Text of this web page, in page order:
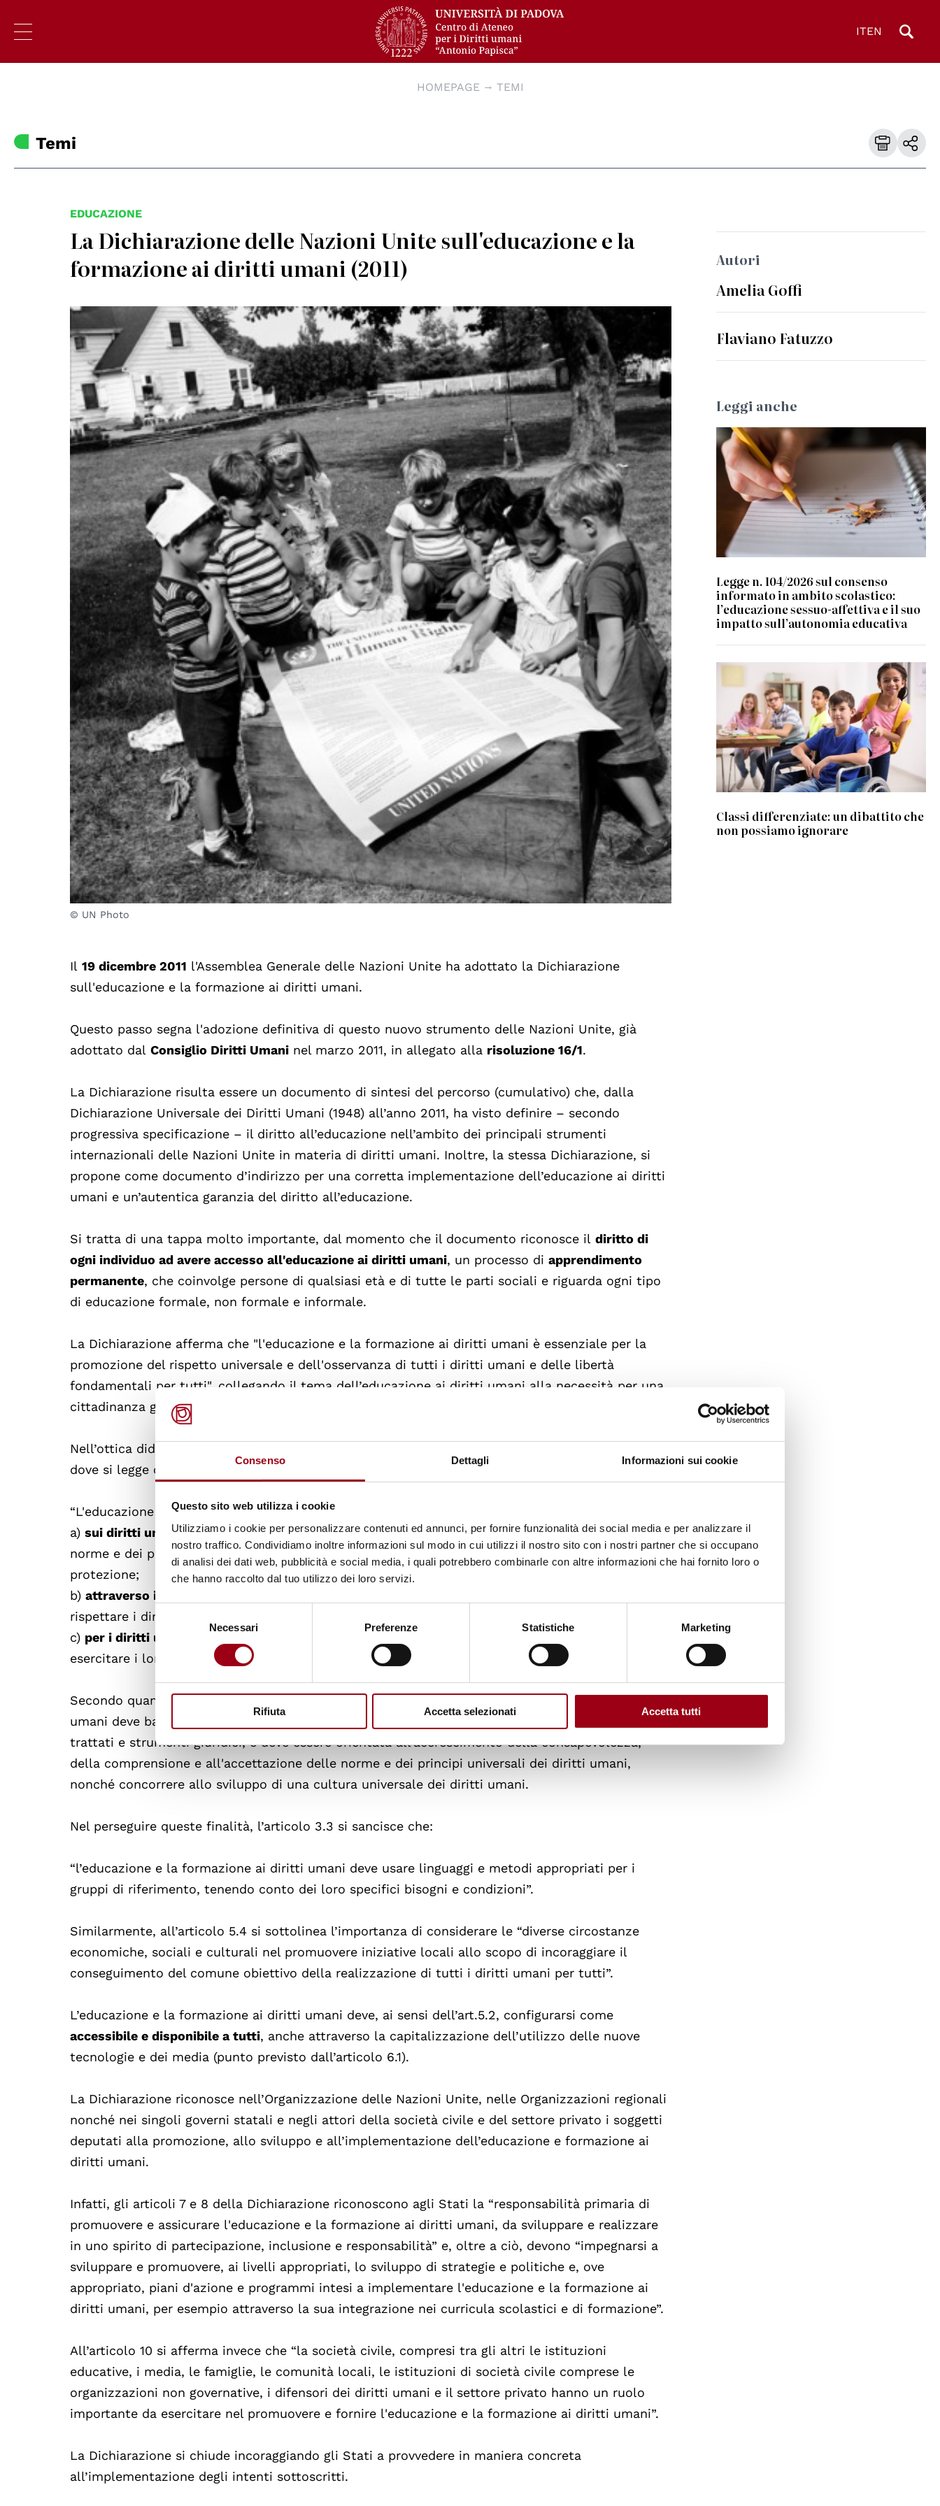
Consenso Dettagli Informazioni sui cookie
Questo sito web utilizza i cookie
Utilizziamo i cookie per personalizzare contenuti ed annunci, per fornire funzionalità dei social media e per analizzare il
nostro traffico. Condividiamo inoltre informazioni sul modo in cui utilizzi il nostro sito con i nostri partner che si occupano
di analisi dei dati web, pubblicità e social media, i quali potrebbero combinarle con altre informazioni che hai fornito loro o
che hanno raccolto dal tuo utilizzo dei loro servizi.
consenso
Necessari Preferenze Statistiche Marketing
Rifiuta Accetta selezionati Accetta tutti
ITEN
HOMEPAGE TEMI
Temi
EDUCAZIONE
La Dichiarazione delle Nazioni Unite sull'educazione e la
formazione ai diritti umani (2011)
© UN Photo
Il19 dicembre 2011 l'Assemblea Generale delle Nazioni Unite ha adottato la Dichiarazione
sull'educazione e la formazione ai diritti umani.
Questo passo segna l'adozione definitiva di questo nuovo strumento delle Nazioni Unite, già
adottato dalConsiglio Diritti Umani nel marzo 2011, in allegato alla risoluzione 16/1.
La Dichiarazione risulta essere un documento di sintesi del percorso (cumulativo) che, dalla
Dichiarazione Universale dei Diritti Umani (1948) all’anno 2011, ha visto definire – secondo
progressiva specificazione – il diritto all’educazione nell’ambito dei principali strumenti
internazionali delle Nazioni Unite in materia di diritti umani. Inoltre, la stessa Dichiarazione, si
propone come documento d’indirizzo per una corretta implementazione dell’educazione ai diritti
umani e un’autentica garanzia del diritto all’educazione.
Si tratta di una tappa molto importante, dal momento che il documento riconosce ildiritto di
ogni individuo ad avere accesso all'educazione ai diritti umani, un processo diapprendimento
permanente, che coinvolge persone di qualsiasi età e di tutte le parti sociali e riguarda ogni tipo
di educazione formale, non formale e informale.
La Dichiarazione afferma che "l'educazione e la formazione ai diritti umani è essenziale per la
promozione del rispetto universale e dell'osservanza di tutti i diritti umani e delle libertà
fondamentali per tutti", collegando il tema dell’educazione ai diritti umani alla necessità per una
cittadinanza globale responsabile.
Nell’ottica didattica si ritiene di rilievo la specificazione della Dichiarazione all’art.2 comma 2,
dove si legge che:
“L'educazione e la formazione ai diritti umani comprende l'educazione:
a)sui diritti umani, che comprende l'acquisizione della conoscenza e della comprensione delle
norme e dei principi dei diritti umani, i valori che li sottendono e i meccanismi per la loro
protezione;
b)attraverso i diritti umani
rispettare i diritti sia degli educatori sia dei discenti;
c) per i diritti umani
esercitare i loro diritti e di rispettare e sostenere i diritti degli altri.”
Secondo quanto sancito dalla Dichiarazione all’articolo 4, l’educazione e la formazione ai diritti
umani deve basarsi sui principi della Dichiarazione universale dei diritti umani e dei principali
trattati e strumenti giuridici, e deve essere orientata all’accrescimento della consapevolezza,
della comprensione e all'accettazione delle norme e dei principi universali dei diritti umani,
nonché concorrere allo sviluppo di una cultura universale dei diritti umani.
Nel perseguire queste finalità, l’articolo 3.3 si sancisce che:
“l’educazione e la formazione ai diritti umani deve usare linguaggi e metodi appropriati per i
gruppi di riferimento, tenendo conto dei loro specifici bisogni e condizioni”.
Similarmente, all’articolo 5.4 si sottolinea l’importanza di considerare le “diverse circostanze
economiche, sociali e culturali nel promuovere iniziative locali allo scopo di incoraggiare il
conseguimento del comune obiettivo della realizzazione di tutti i diritti umani per tutti”.
L’educazione e la formazione ai diritti umani deve, ai sensi dell’art.5.2, configurarsi come
accessibile e disponibile a tutti, anche attraverso la capitalizzazione dell’utilizzo delle nuove
tecnologie e dei media (punto previsto dall’articolo 6.1).
La Dichiarazione riconosce nell’Organizzazione delle Nazioni Unite, nelle Organizzazioni regionali
nonché nei singoli governi statali e negli attori della società civile e del settore privato i soggetti
deputati alla promozione, allo sviluppo e all’implementazione dell’educazione e formazione ai
diritti umani.
Infatti, gli articoli 7 e 8 della Dichiarazione riconoscono agli Stati la “responsabilità primaria di
promuovere e assicurare l'educazione e la formazione ai diritti umani, da sviluppare e realizzare
in uno spirito di partecipazione, inclusione e responsabilità” e, oltre a ciò, devono “impegnarsi a
sviluppare e promuovere, ai livelli appropriati, lo sviluppo di strategie e politiche e, ove
appropriato, piani d'azione e programmi intesi a implementare l'educazione e la formazione ai
diritti umani, per esempio attraverso la sua integrazione nei curricula scolastici e di formazione”.
All’articolo 10 si afferma invece che “la società civile, compresi tra gli altri le istituzioni
educative, i media, le famiglie, le comunità locali, le istituzioni di società civile comprese le
organizzazioni non governative, i difensori dei diritti umani e il settore privato hanno un ruolo
importante da esercitare nel promuovere e fornire l'educazione e la formazione ai diritti umani”.
La Dichiarazione si chiude incoraggiando gli Stati a provvedere in maniera concreta
all’implementazione degli intenti sottoscritti.
Autori
Amelia Goffi
Flaviano Fatuzzo
Leggi anche
© CC
Legge n. 104/2026 sul consenso
informato in ambito scolastico:
l’educazione sessuo-affettiva e il suo
impatto sull’autonomia educativa
Classi differenziate: un dibattito che
non possiamo ignorare